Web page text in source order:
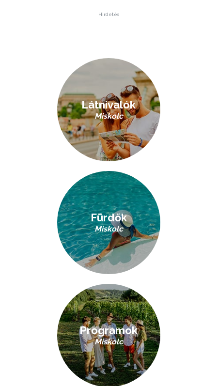
Hirdetés
Látnivalók
Miskolc
Fürdők
Miskolc
Programok
Miskolc